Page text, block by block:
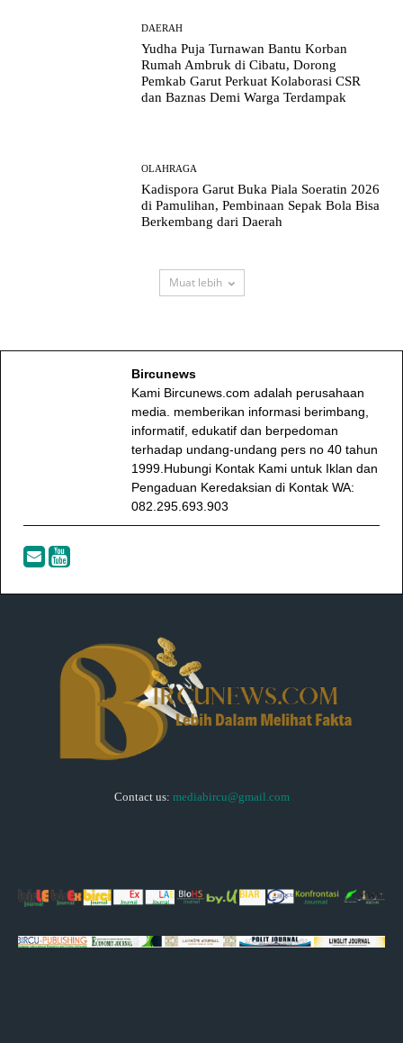
DAERAH
Yudha Puja Turnawan Bantu Korban
Rumah Ambruk di Cibatu, Dorong
Pemkab Garut Perkuat Kolaborasi CSR
dan Baznas Demi Warga Terdampak
OLAHRAGA
Kadispora Garut Buka Piala Soeratin 2026
di Pamulihan, Pembinaan Sepak Bola Bisa
Berkembang dari Daerah
Muat lebih
Bircunews
Kami Bircunews.com adalah perusahaan
media. memberikan informasi berimbang,
informatif, edukatif dan berpedoman
terhadap undang-undang pers no 40 tahun
1999.Hubungi Kontak Kami untuk Iklan dan
Pengaduan Keredaksian di Kontak WA:
082.295.693.903
Contact us: mediabircu@gmail.com